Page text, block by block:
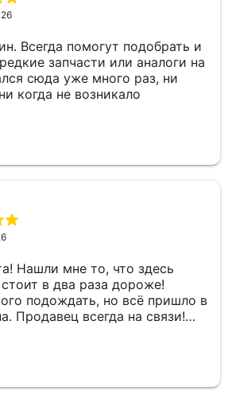
Всегда помогут подобрать и
запчасти или аналоги на
сюда уже много раз, ни
когда не возникало
Нашли мне то, что здесь
в два раза дороже!
подождать, но всё пришло в
Продавец всегда на связи!
👍